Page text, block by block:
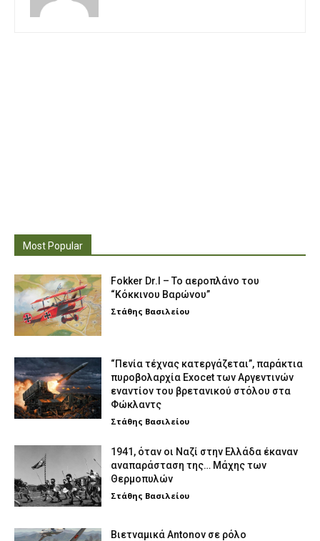
Most Popular
Fokker Dr.I – To αεροπλάνο του
“Κόκκινου Βαρώνου”
Στάθης Βασιλείου
“Πενία τέχνας κατεργάζεται”, παράκτια
πυροβολαρχία Exocet των Αργεντινών
εναντίον του βρετανικού στόλου στα
Φώκλαντς
Στάθης Βασιλείου
1941, όταν οι Ναζί στην Ελλάδα έκαναν
αναπαράσταση της… Μάχης των
Θερμοπυλών
Στάθης Βασιλείου
Βιετναμικά Antonov σε ρόλο